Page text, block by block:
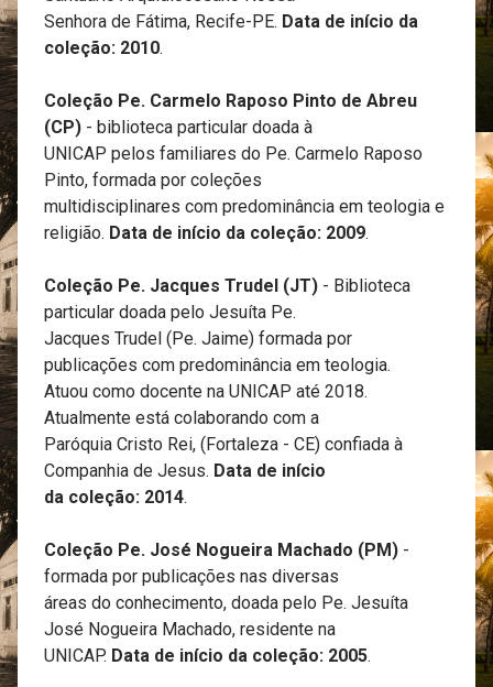
Senhora de Fátima, Recife-PE. Data de início da
coleção: 2010.
Coleção Pe. Carmelo Raposo Pinto de Abreu
(CP) - biblioteca particular doada à
UNICAP pelos familiares do Pe. Carmelo Raposo
Pinto, formada por coleções
multidisciplinares com predominância em teologia e
religião. Data de início da coleção: 2009.
Coleção Pe. Jacques Trudel (JT) - Biblioteca
particular doada pelo Jesuíta Pe.
Jacques Trudel (Pe. Jaime) formada por
publicações com predominância em teologia.
Atuou como docente na UNICAP até 2018.
Atualmente está colaborando com a
Paróquia Cristo Rei, (Fortaleza - CE) confiada à
Companhia de Jesus. Data de início
da coleção: 2014.
Coleção Pe. José Nogueira Machado (PM) -
formada por publicações nas diversas
áreas do conhecimento, doada pelo Pe. Jesuíta
José Nogueira Machado, residente na
UNICAP. Data de início da coleção: 2005.